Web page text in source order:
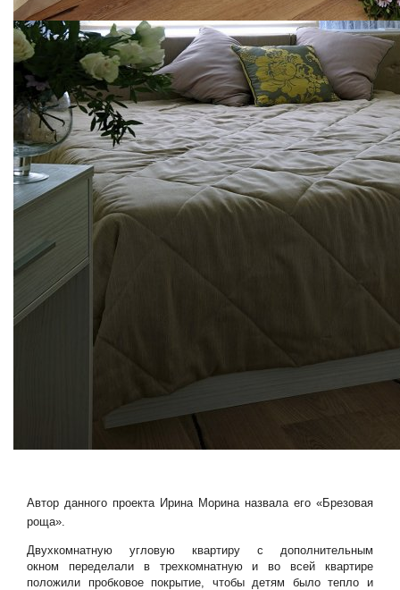
Автор данного проекта Ирина Морина назвала его «Брезовая
роща».
Двухкомнатную угловую квартиру с дополнительным
окном переделали в трехкомнатную и во всей квартире
положили пробковое покрытие, чтобы детям было тепло и